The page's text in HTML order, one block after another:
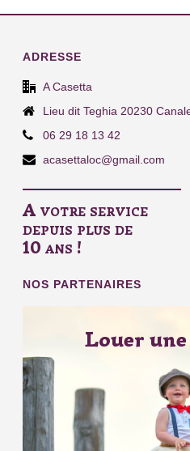
ADRESSE
A Casetta
Lieu dit Teghia 20230
06 29 18 13 42
acasettaloc@gmail.com
A votre service
depuis plus de
10 ans !
NOS PARTENAIRES
Louer